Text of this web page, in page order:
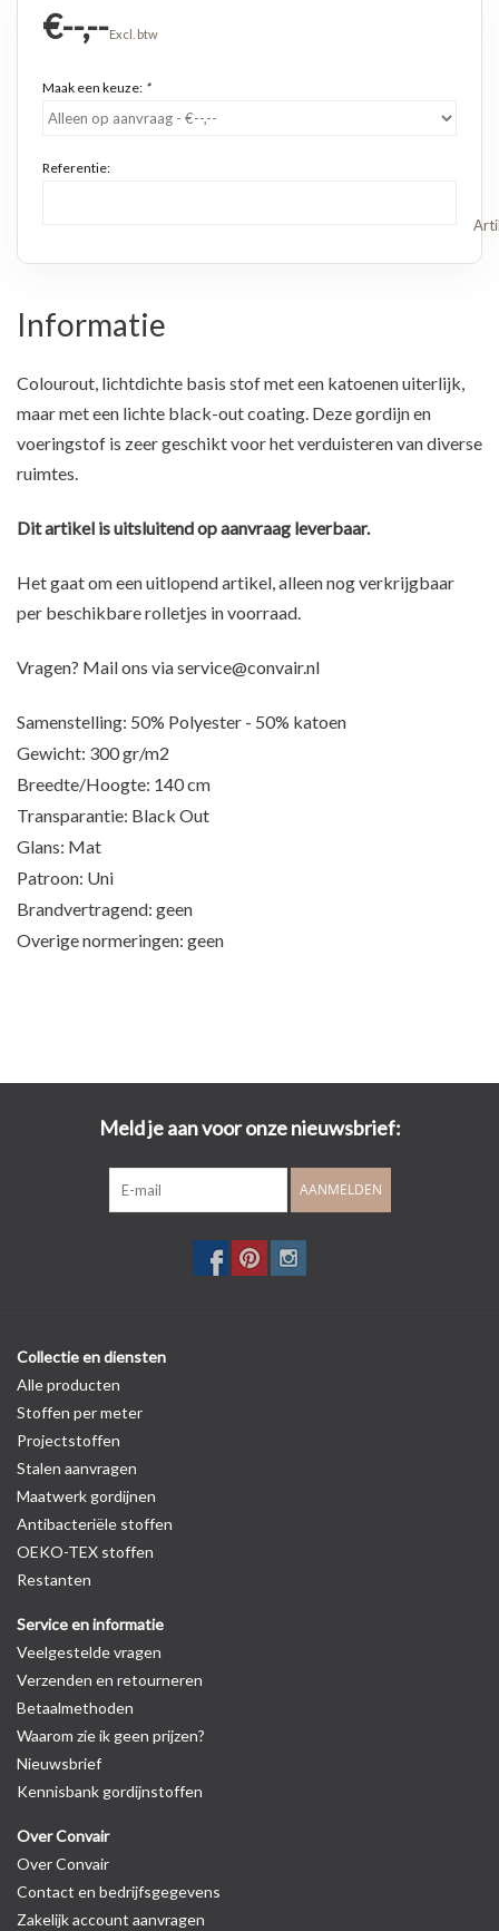
€--,--Excl. btw
Maak een keuze: *
Referentie:
Informatie
Colourout, lichtdichte basis stof met een katoenen uiterlijk,
maar met een lichte black-out coating. Deze gordijn en
voeringstof is zeer geschikt voor het verduisteren van diverse
ruimtes.
Dit artikel is uitsluitend op aanvraag leverbaar.
Het gaat om een uitlopend artikel, alleen nog verkrijgbaar
per beschikbare rolletjes in voorraad.
Vragen? Mail ons viaservice@convair.nl
Samenstelling: 50% Polyester - 50% katoen
Gewicht: 300 gr/m2
Breedte/Hoogte: 140 cm
Transparantie: Black Out
Glans: Mat
Patroon: Uni
Brandvertragend: geen
Overige normeringen: geen
Meld je aan voor onze nieuwsbrief:
AANMELDEN
Collectie en diensten
Alle producten
Stoffen per meter
Projectstoffen
Stalen aanvragen
Maatwerk gordijnen
Antibacteriële stoffen
OEKO-TEX stoffen
Restanten
Service en informatie
Veelgestelde vragen
Verzenden en retourneren
Betaalmethoden
Waarom zie ik geen prijzen?
Nieuwsbrief
Kennisbank gordijnstoffen
Over Convair
Over Convair
Contact en bedrijfsgegevens
Zakelijk account aanvragen